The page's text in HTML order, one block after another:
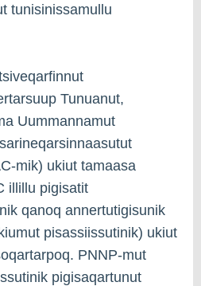
tunisinissamullu
Tunuanut,
Uummannamut
mik) ukiut tamaasa
illillu pigisatit
qanoq annertutigisunik
pisassiissutinik) ukiut
PNNP-mut
pigisaqartunut